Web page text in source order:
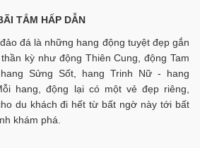
TẮM HẤP DẪN
đá là những hang động tuyệt đẹp gắn
kỳ như động Thiên Cung, động Tam
Sửng Sốt, hang Trinh Nữ - hang
hang, động lại có một vẻ đẹp riêng,
du khách đi hết từ bất ngờ này tới bất
khám phá.